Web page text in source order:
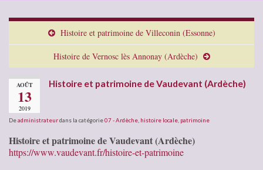
Histoire et patrimoine de Villeconin (Essonne)
Histoire de Vernosc lès Annonay (Ardèche)
AOÛT
13
2019
Histoire et patrimoine de Vaudevant (Ardèche)
Deadministrateurdans la catégorie07 - Ardèche histoire locale patrimoine
Histoire et patrimoine de Vaudevant (Ardèche)
https://www.vaudevant.fr/histoire-et-patrimoine